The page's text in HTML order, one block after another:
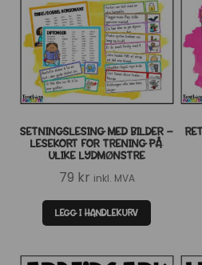
GRATIS
BUTIKK
LISENSER
TIPSHJØRNET
SETNINGSLESING MED BILDER –
LESEKORT FOR TRENING PÅ
ULIKE LYDMØNSTRE
79 kr inkl. MVA
LEGG I HANDLEKURV